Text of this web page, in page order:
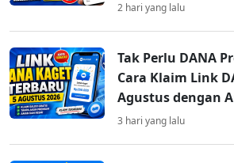
2 hari yang lalu
Tak Perlu DANA
Cara Klaim Link
Agustus dengan
3 hari yang lalu